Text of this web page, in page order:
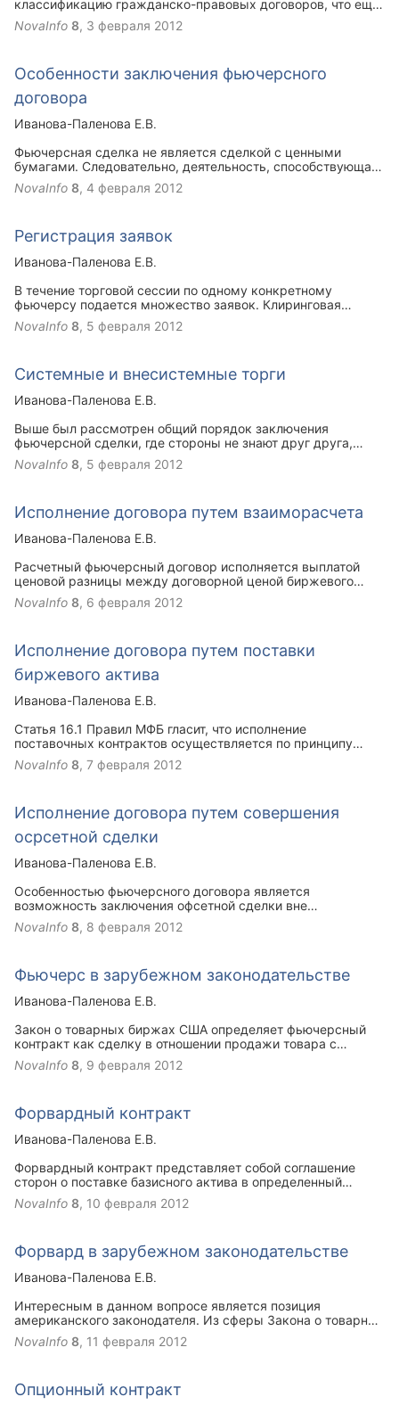
классификацию гражданско-правовых договоров, что еще
раз подтверждает наши суждения о том, что фьючерсный
договор является гражданско-правовым договором и
NovaInfo 8, 3 февраля 2012
Особенности заключения фьючерсного
договора
Иванова-Паленова Е.В.
Фьючерсная сделка не является сделкой с ценными
бумагами. Следовательно, деятельность, способствующая
заключению фьючерсных сделок, не может быть отнесена
к деятельности организатора торговли на рынке ценных
в ст. 9 Закона о товарных биржах, и термина "торги" (ст.
обороту товаров, купле и продаже их. А под торгами
сделки, совершающиеся на началах состязательности их
участников.
NovaInfo 8, 4 февраля 2012
Регистрация заявок
Иванова-Паленова Е.В.
В течение торговой сессии по одному конкретному
фьючерсу подается множество заявок. Клиринговая
палата должна выбрать те, которые должны исполняться.
В этих целях в биржевой торговле сложились
NovaInfo 8, 5 февраля 2012
Системные и внесистемные торги
Иванова-Паленова Е.В.
Выше был рассмотрен общий порядок заключения
фьючерсной сделки, где стороны не знают друг друга,
определяются на основании совпадения условий сделки и
лишены права и возможности вступления в договорные
участник биржевой торговли, зарегистрированный на
биржевой торговле называется системными торгами.
NovaInfo 8, 5 февраля 2012
Исполнение договора путем взаиморасчета
Иванова-Паленова Е.В.
Расчетный фьючерсный договор исполняется выплатой
ценовой разницы между договорной ценой биржевого
актива, указанной сторонами в момент заключения
договора, и биржевой ценой, сформированной на бирже в
NovaInfo 8, 6 февраля 2012
Исполнение договора путем поставки
биржевого актива
Иванова-Паленова Е.В.
Статья 16.1 Правил МФБ гласит, что исполнение
поставочных контрактов осуществляется по принципу
"поставка против платежа" путем перевода
депонированного в уполномоченных депозитариях ценных
одновременного обратного перевода депонированных
денежных средств в уполномоченных банках.
NovaInfo 8, 7 февраля 2012
Исполнение договора путем совершения
осрсетной сделки
Иванова-Паленова Е.В.
Особенностью фьючерсного договора является
возможность заключения офсетной сделки вне
зависимости от вида фьючерсного договора. Письмо
Комиссии по товарным биржам при МАП России от 30
контракту прекращаются с приобретением однородного
соответственно передачу (получение) такого же
NovaInfo 8, 8 февраля 2012
Фьючерс в зарубежном законодательстве
Иванова-Паленова Е.В.
Закон о товарных биржах США определяет фьючерсный
контракт как сделку в отношении продажи товара с
будущей поставкой, заключаемую на бирже. Данным
актом установлено, что круг товаров довольно широк и
контракты, все другие товары, а также услуги, права и
NovaInfo 8, 9 февраля 2012
Форвардный контракт
Иванова-Паленова Е.В.
Форвардный контракт представляет собой соглашение
сторон о поставке базисного актива в определенный
момент времени и последующей встречной поставке
такого же актива через некоторый промежуток времени в
соответствии с данными условиями в назначенные сроки.
NovaInfo 8, 10 февраля 2012
Форвард в зарубежном законодательстве
Иванова-Паленова Е.В.
Интересным в данном вопросе является позиция
американского законодателя. Из сферы Закона о товарных
биржах США исключены форвардные контракты, которые
подразумевают отсроченную поставку по причине
Форвардный контракт может предусматривать поставку
NovaInfo 8, 11 февраля 2012
Опционный контракт